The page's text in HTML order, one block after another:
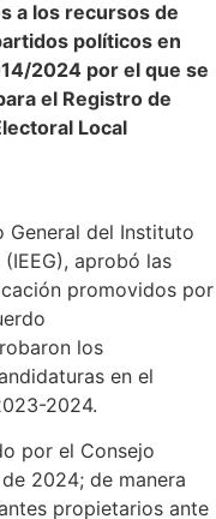
a los recursos de
políticos en
2024 por el que se
el Registro de
Local
General del Instituto
aprobó las
promovidos por
los
en el
2024.
por el Consejo
2024; de manera
propietarios ante